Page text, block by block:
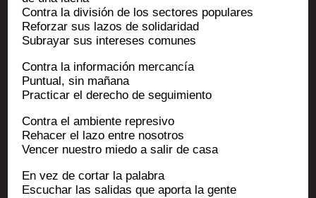
Contra la divi­sión de los sec­tores populares
Refor­zar sus lazos de solidaridad
Subrayar sus inter­eses comunes
Contra la infor­ma­ción mercancía
Pun­tual, sin mañana
Prac­ti­car el dere­cho de seguimiento
Contra el ambiente represivo
Reha­cer el lazo entre nosotros
Ven­cer nues­tro mie­do a salir de casa
En vez de cor­tar la palabra
Escu­char las sali­das que apor­ta la gente